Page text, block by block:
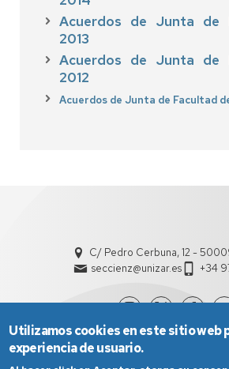
Acuerdos de Junta de
2013
Acuerdos de Junta de
2012
Acuerdos de Junta de Facultad
C/ Pedro Cerbuna, 12 -
seccienz@unizar.es
+34
Utilizamos cookies en este sitio web
experiencia de usuario.